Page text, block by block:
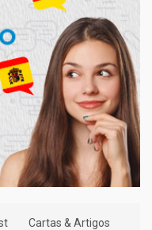
Cartas & Artigos